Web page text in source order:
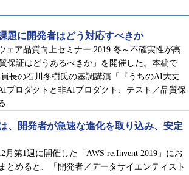
題に開発者はどう対応すべきか
ェア品質向上セミナー 2019 冬～不確実性が高
保証はどうあるべきか」を開催した。本稿で
長の石川冬樹氏の基調講演「『うちのAI大丈
プロダクトと非AIプロダクト、テスト／品質保
、開発者が急速な進化を取り込み、安定
月第1週に開催した「AWS re:Invent 2019」にお
めると、「開発者／データサイエンティスト